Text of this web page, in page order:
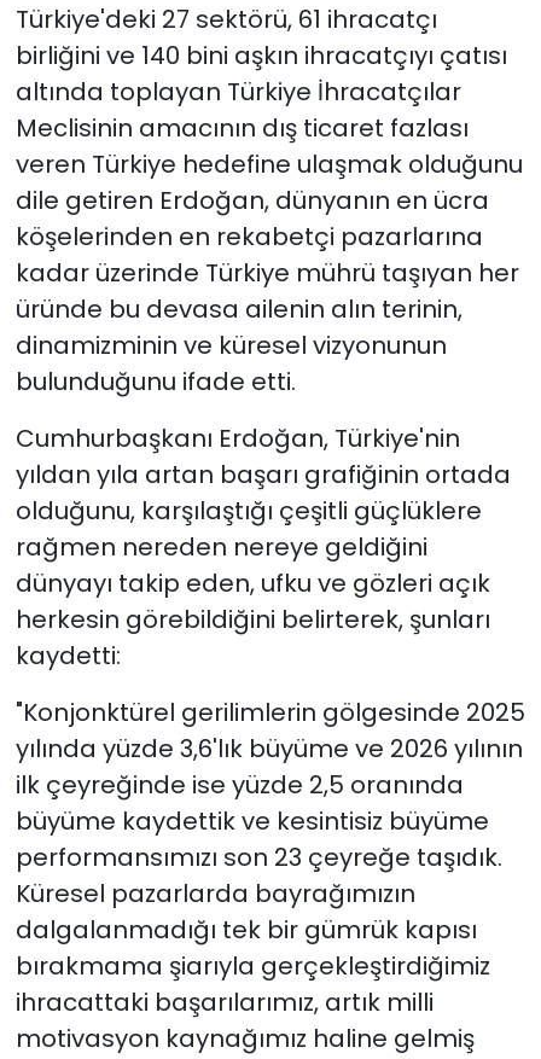
Türkiye'deki 27 sektörü, 61 ihracatçı
birliğini ve 140 bini aşkın ihracatçıyı çatısı
altında toplayan Türkiye İhracatçılar
Meclisinin amacının dış ticaret fazlası
veren Türkiye hedefine ulaşmak olduğunu
dile getiren Erdoğan, dünyanın en ücra
köşelerinden en rekabetçi pazarlarına
kadar üzerinde Türkiye mührü taşıyan her
üründe bu devasa ailenin alın terinin,
dinamizminin ve küresel vizyonunun
bulunduğunu ifade etti.
Cumhurbaşkanı Erdoğan, Türkiye'nin
yıldan yıla artan başarı grafiğinin ortada
olduğunu, karşılaştığı çeşitli güçlüklere
rağmen nereden nereye geldiğini
dünyayı takip eden, ufku ve gözleri açık
herkesin görebildiğini belirterek, şunları
kaydetti:
"Konjonktürel gerilimlerin gölgesinde 2025
yılında yüzde 3,6'lık büyüme ve 2026 yılının
ilk çeyreğinde ise yüzde 2,5 oranında
büyüme kaydettik ve kesintisiz büyüme
performansımızı son 23 çeyreğe taşıdık.
Küresel pazarlarda bayrağımızın
dalgalanmadığı tek bir gümrük kapısı
bırakmama şiarıyla gerçekleştirdiğimiz
ihracattaki başarılarımız, artık milli
motivasyon kaynağımız haline gelmiş